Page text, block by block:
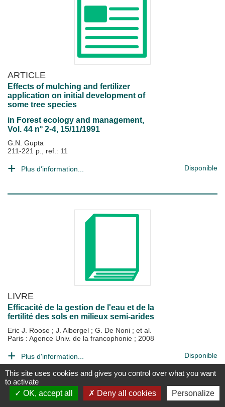
ARTICLE
Effects of mulching and fertilizer
application on initial development of
some tree species
in Forest ecology and management,
Vol. 44 n° 2-4, 15/11/1991
G.N. Gupta
211-221 p., ref.: 11
Plus d'information... Disponible
LIVRE
Efficacité de la gestion de l'eau et de la
fertilité des sols en milieux semi-arides
Eric J. Roose ; J. Albergel ; G. De Noni ; et al.
Paris : Agence Univ. de la francophonie ; 2008
Plus d'information... Disponible
This site uses cookies and gives you control over what you want
to activate
OK, accept all
Deny all cookies Personalize